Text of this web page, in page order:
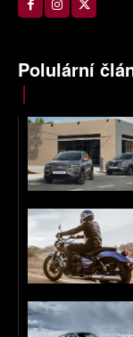
Polulární